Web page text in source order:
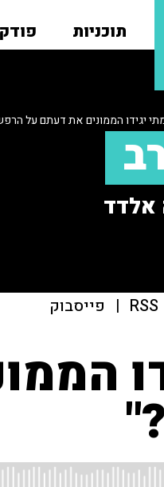
תוכניות
יגידו הממונים את דעתם על
אלדד
RSS
| פייסבוק